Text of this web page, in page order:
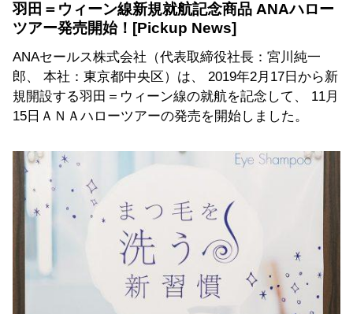
羽田＝ウィーン線新規就航記念商品 ANAハロー
ツアー発売開始！
ANAセールス株式会社（代表取締役社長：宮川純一
郎、 本社：東京都中央区）は、 2019年2月17日から新
規開設する羽田＝ウィーン線の就航を記念して、 11月
15日ＡＮＡハローツアーの発売を開始しました。